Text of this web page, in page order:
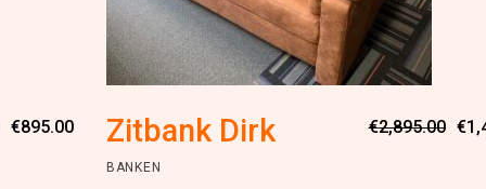
Oorspronkelijke
prijs
€1,695.00.
€895.00Huidige
prijs
€895.00.
Zitbank Dirk €2,895.00 €
BANKEN